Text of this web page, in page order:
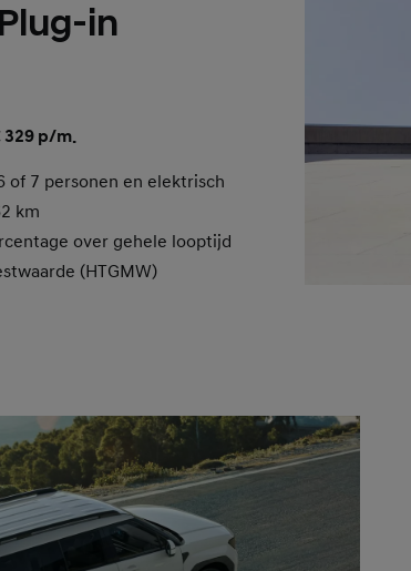
in
329 p/m.
of 7 personen en elektrisch
km
over gehele looptijd
(HTGMW)